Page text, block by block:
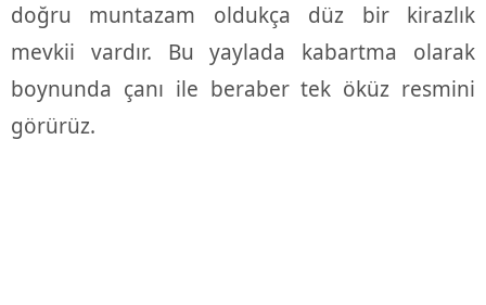
doğru muntazam oldukça düz bir kirazlık
mevkii vardır. Bu yaylada kabartma olarak
boynunda çanı ile beraber tek öküz resmini
görürüz.